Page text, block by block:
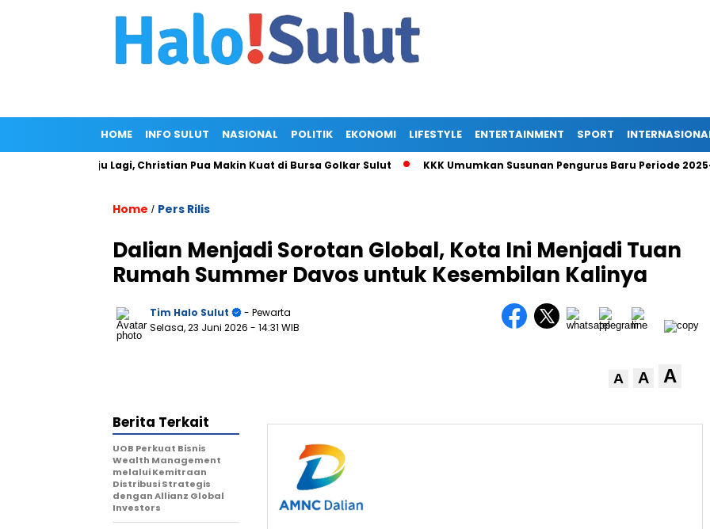
HOME INFO SULUT NASIONAL POLITIK EKONOMI LIFESTYLE ENTERTAINMENT SPORT
Gagal Maju Lagi, Christian Pua Makin Kuat di Bursa Golkar Sulut KKK Umumkan Susunan Pengurus Baru Periode 2025-
Home / Pers Rilis
Dalian Menjadi Sorotan Global, Kota Ini Menjadi Tuan
Rumah Summer Davos untuk Kesembilan Kalinya
Tim Halo Sulut
- Pewarta
Selasa, 23 Juni 2026 - 14:31 WIB
A A A
Berita Terkait
UOB Perkuat Bisnis
Wealth Management
melalui Kemitraan
Distribusi Strategis
dengan Allianz Global
Investors